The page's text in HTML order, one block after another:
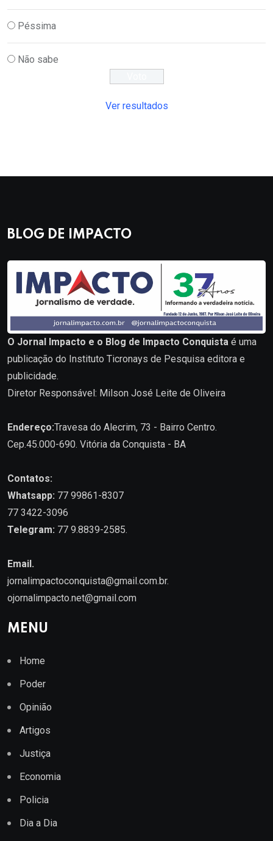
Péssima
Não sabe
Ver resultados
BLOG DE IMPACTO
O Jornal Impacto e o Blog de Impacto Conquista é uma
publicação do Instituto Ticronays de Pesquisa editora e
publicidade.
Diretor Responsável: Milson José Leite de Oliveira
Endereço:Travesa do Alecrim, 73 - Bairro Centro.
Cep.45.000-690. Vitória da Conquista - BA
Contatos:
Whatsapp: 77 99861-8307
77 3422-3096
Telegram: 77 9.8839-2585.
Email.
jornalimpactoconquista@gmail.com.br.
ojornalimpacto.net@gmail.com
MENU
Home
Poder
Opinião
Artigos
Justiça
Economia
Policia
Dia a Dia